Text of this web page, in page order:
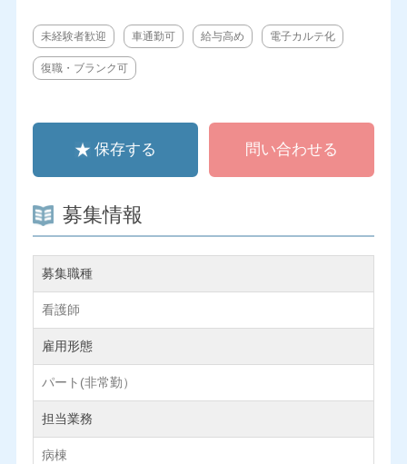
未経験者歓迎 車通勤可 給与高め 電子カルテ化
復職・ブランク可
保存する 問い合わせる
募集情報
募集職種
看護師
雇用形態
パート(非常勤）
担当業務
病棟